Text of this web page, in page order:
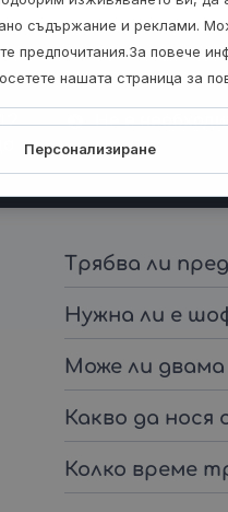
Не е
Трябва ли
Нужна ли е
Може ли
Какво да нося
Колко време
съдържание и реклами.
предпочитания.За повече
нашата страница за
Персонализиране